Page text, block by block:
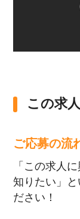
この求
ご応募の流
「この求人
知りたい」
ださい！